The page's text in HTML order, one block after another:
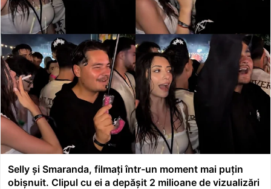
Selly și Smaranda, filmați într-un moment mai puțin
obișnuit. Clipul cu ei a depășit 2 milioane de vizualizări